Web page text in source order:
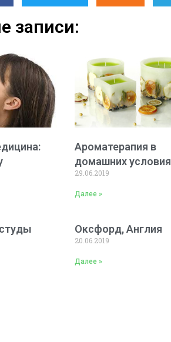
записи:
Ароматерапия в
домашних
29.06.2019
Далее »
Оксфорд, Англия
20.06.2019
Далее »